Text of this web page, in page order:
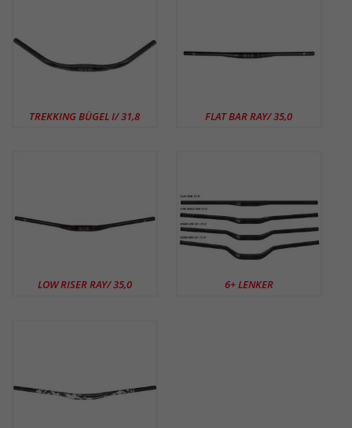
TREKKING BÜGEL I/ 31,8 FLAT BAR RAY/ 35,0
LOW RISER RAY/ 35,0 6+ LENKER